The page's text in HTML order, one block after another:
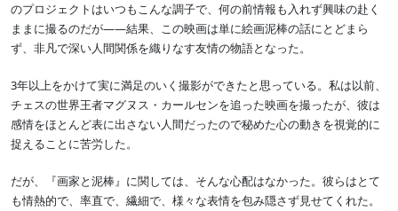
のプロジェクトはいつもこんな調子で、何の前情報も入れず興味の赴く
ままに撮るのだが――結果、この映画は単に絵画泥棒の話にとどまら
ず、非凡で深い人間関係を織りなす友情の物語となった。
3年以上をかけて実に満足のいく撮影ができたと思っている。私は以前、
チェスの世界王者マグヌス・カールセンを追った映画を撮ったが、彼は
感情をほとんど表に出さない人間だったので秘めた心の動きを視覚的に
捉えることに苦労した。
だが、『画家と泥棒』に関しては、そんな心配はなかった。彼らはとて
も情熱的で、率直で、繊細で、様々な表情を包み隠さず見せてくれた。